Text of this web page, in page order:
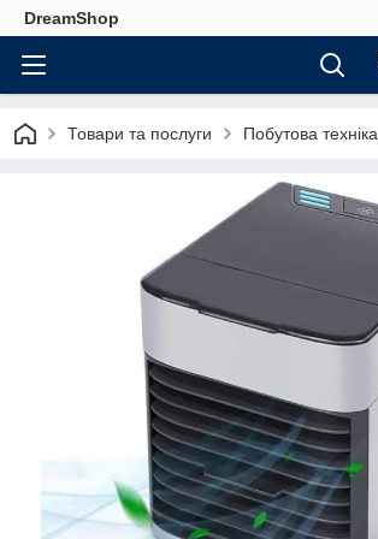
DreamShop
Товари та послуги Побутова техніка